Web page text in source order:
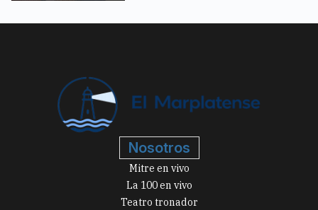
Nosotros
Mitre en vivo
La 100 en vivo
Teatro tronador